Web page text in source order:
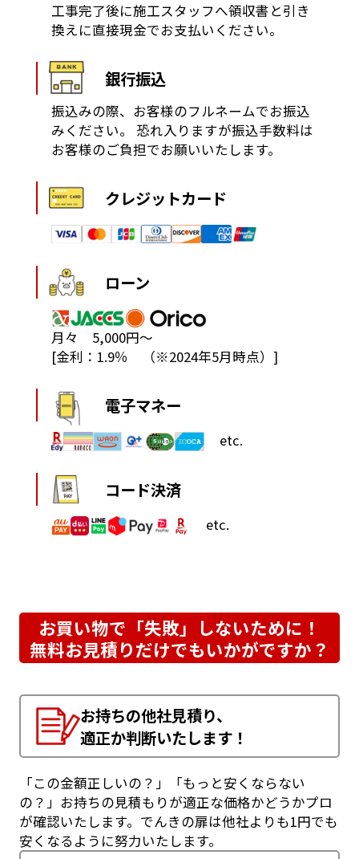
工事完了後に施工スタッフへ領収書と引き
換えに直接現金でお支払いください。
銀行振込
振込みの際、お客様のフルネームでお振込
みください。
恐れ入りますが振込手数料は
お客様のご負担でお願いいたします。
クレジットカード
ローン
月々 5,000円～
[金利：1.9％ （※2024年5月時点）]
電子マネー
etc.
コード決済
etc.
お買い物で「失敗」しないために！
無料お見積りだけでもいかがですか？
お持ちの他社見積り、
適正か判断いたします！
「この金額正しいの？」「もっと安くならない
の？」お持ちの見積もりが適正な価格かどうかプロ
が確認いたします。でんきの扉は他社よりも1円でも
安くなるように努力いたします。